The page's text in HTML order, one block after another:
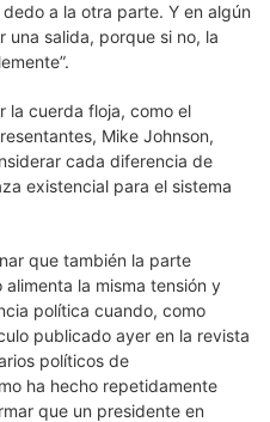
a la otra parte. Y en algún
una salida, porque si no, la
la cuerda floja, como el
Mike Johnson,
cada diferencia de
existencial para el sistema
que también la parte
la misma tensión y
política cuando, como
publicado ayer en la revista
políticos de
ha hecho repetidamente
que un presidente en